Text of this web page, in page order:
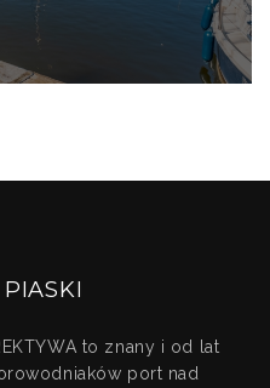
to znany i od lat
port nad